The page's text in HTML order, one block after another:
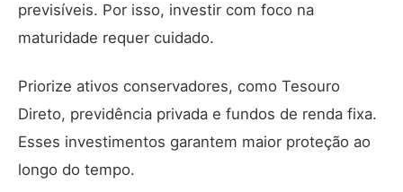
previsíveis. Por isso, investir com foco na
maturidade requer cuidado.
Priorize ativos conservadores, como Tesouro
Direto, previdência privada e fundos de renda fixa.
Esses investimentos garantem maior proteção ao
longo do tempo.